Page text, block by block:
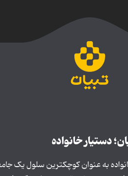
دستیار خانواده
به عنوان کوچکترین سلول یک